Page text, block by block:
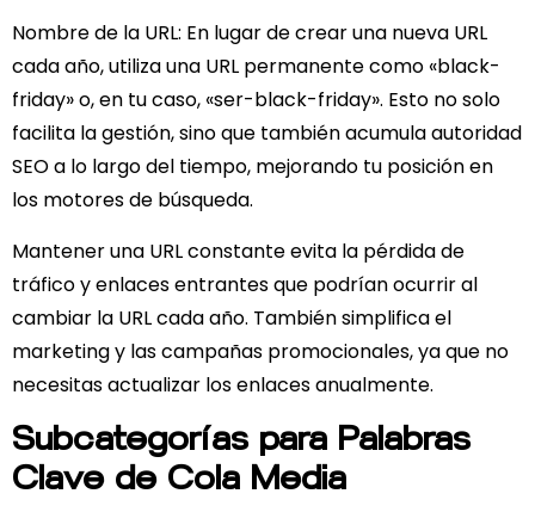
Nombre de la URL: En lugar de crear una nueva URL
cada año, utiliza una URL permanente como «black-
friday» o, en tu caso, «ser-black-friday». Esto no solo
facilita la gestión, sino que también acumula autoridad
SEO a lo largo del tiempo, mejorando tu posición en
los motores de búsqueda.
Mantener una URL constante evita la pérdida de
tráfico y enlaces entrantes que podrían ocurrir al
cambiar la URL cada año. También simplifica el
marketing y las campañas promocionales, ya que no
necesitas actualizar los enlaces anualmente.
Subcategorías para Palabras
Clave de Cola Media